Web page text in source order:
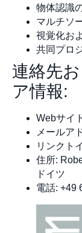
物体認識
マルチソ
視覚化お
共同プロ
連絡先
ア情報:
Webサイ
メールア
リンクト
住所:
ドイツ
電話: +49